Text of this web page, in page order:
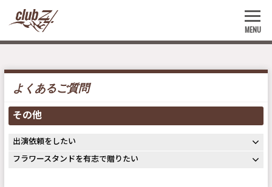
MENU
よくあるご質問
その他
出演依頼をしたい
フラワースタンドを有志で贈りたい